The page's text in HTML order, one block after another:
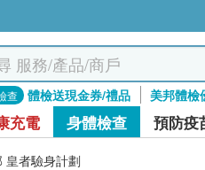
查 體檢送現金券/禮品 美邦體檢
充電 身體檢查 預防疫
皇者驗身計劃